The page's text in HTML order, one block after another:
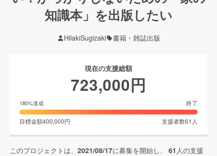
知識本」を出版したい
HilakiSugizaki 書籍・雑誌出版
現在の支援総額
723,000円
180%達成 終了
目標金額400,000円 支援者数61 人
このプロジェクトは、 2021/08/17に募集を開始し、 61 人の支援